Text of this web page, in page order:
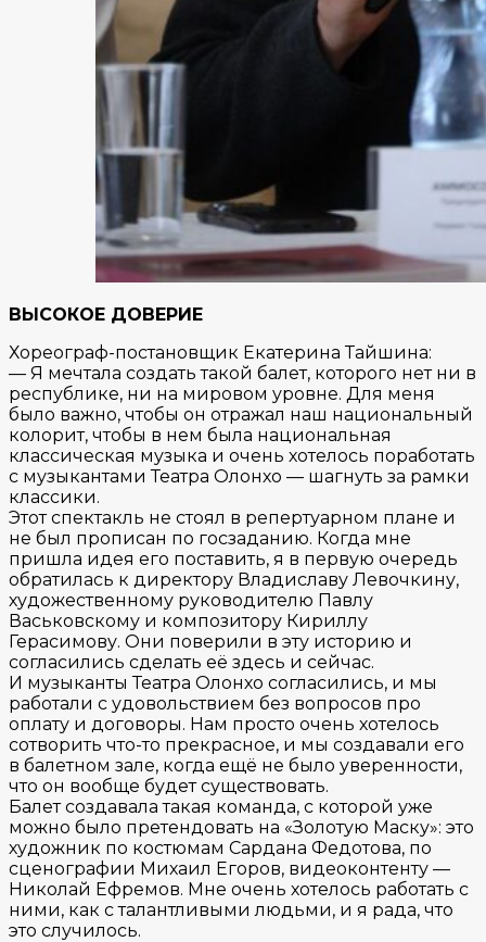
ВЫСОКОЕ ДОВЕРИЕ
Хореограф-постановщик Екатерина Тайшина:
— Я мечтала создать такой балет, которого нет ни в
республике, ни на мировом уровне. Для меня
было важно, чтобы он отражал наш национальный
колорит, чтобы в нем была национальная
классическая музыка и очень хотелось поработать
с музыкантами Театра Олонхо — шагнуть за рамки
классики.
Этот спектакль не стоял в репертуарном плане и
не был прописан по госзаданию. Когда мне
пришла идея его поставить, я в первую очередь
обратилась к директору Владиславу Левочкину,
художественному руководителю Павлу
Васьковскому и композитору Кириллу
Герасимову. Они поверили в эту историю и
согласились сделать её здесь и сейчас.
И музыканты Театра Олонхо согласились, и мы
работали с удовольствием без вопросов про
оплату и договоры. Нам просто очень хотелось
сотворить что-то прекрасное, и мы создавали его
в балетном зале, когда ещё не было уверенности,
что он вообще будет существовать.
Балет создавала такая команда, с которой уже
можно было претендовать на «Золотую Маску»: это
художник по костюмам Сардана Федотова, по
сценографии Михаил Егоров, видеоконтенту —
Николай Ефремов. Мне очень хотелось работать с
ними, как с талантливыми людьми, и я рада, что
это случилось.